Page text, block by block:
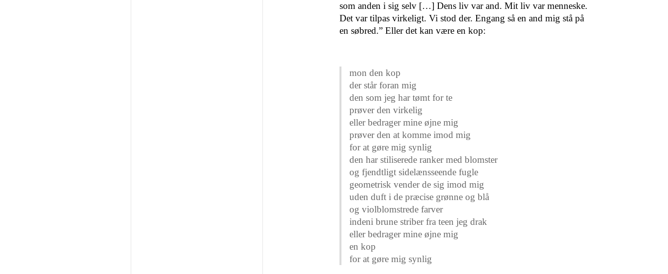
som anden i sig selv […] Dens liv var and. Mit liv var menneske.
Det var tilpas virkeligt. Vi stod der. Engang så en and mig stå på
en søbred.” Eller det kan være en kop:
mon den kop
der står foran mig
den som jeg har tømt for te
prøver den virkelig
eller bedrager mine øjne mig
prøver den at komme imod mig
for at gøre mig synlig
den har stiliserede ranker med blomster
og fjendtligt sidelænsseende fugle
geometrisk vender de sig imod mig
uden duft i de præcise grønne og blå
og violblomstrede farver
indeni brune striber fra teen jeg drak
eller bedrager mine øjne mig
en kop
for at gøre mig synlig